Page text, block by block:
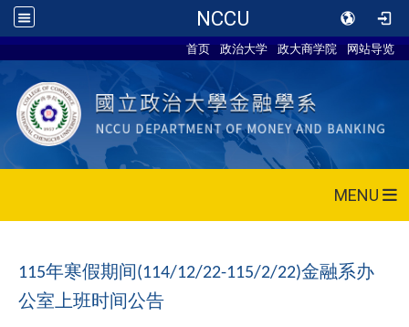
NCCU
首页 政治大学 政大商学院 网站导览
MENU
115年寒假期间(114/12/22-115/2/22)金融系办
公室上班时间公告